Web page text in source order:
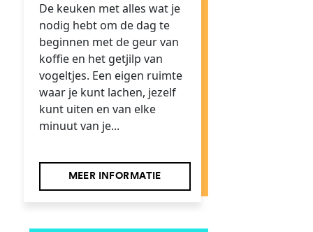
De keuken met alles wat je
nodig hebt om de dag te
beginnen met de geur van
koffie en het getjilp van
vogeltjes. Een eigen ruimte
waar je kunt lachen, jezelf
kunt uiten en van elke
minuut van je...
MEER INFORMATIE